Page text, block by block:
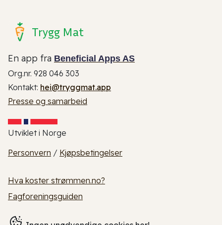
Trygg Mat
En app fra Beneficial Apps AS
Org.nr. 928 046 303
Kontakt: hei@tryggmat.app
Presse og samarbeid
Utviklet i Norge
Personvern / Kjøpsbetingelser
Hva koster strømmen.no?
Fagforeningsguiden